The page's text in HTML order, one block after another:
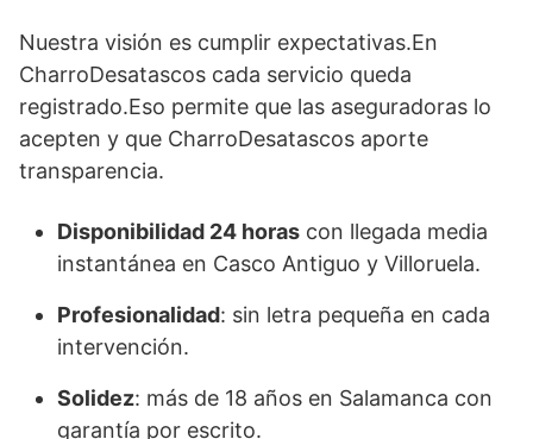
Nuestra visión es cumplir expectativas.En
CharroDesatascos cada servicio queda
registrado.Eso permite que las aseguradoras lo
acepten y que CharroDesatascos aporte
transparencia.
Disponibilidad 24 horas con llegada media
instantánea en Casco Antiguo y Villoruela.
Profesionalidad: sin letra pequeña en cada
intervención.
Solidez: más de 18 años en Salamanca con
garantía por escrito.